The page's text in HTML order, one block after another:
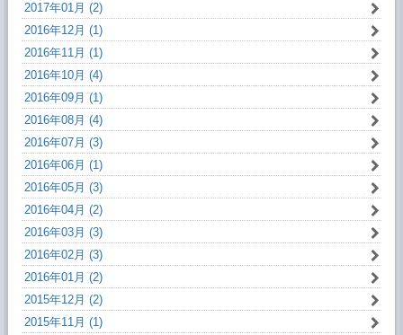
2017年01月 (2)
2016年12月 (1)
2016年11月 (1)
2016年10月 (4)
2016年09月 (1)
2016年08月 (4)
2016年07月 (3)
2016年06月 (1)
2016年05月 (3)
2016年04月 (2)
2016年03月 (3)
2016年02月 (3)
2016年01月 (2)
2015年12月 (2)
2015年11月 (1)